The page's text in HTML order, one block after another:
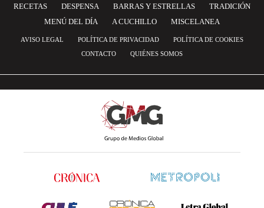
RECETAS DESPENSA BARRAS Y ESTRELLAS
TRADICIÓN
MENÚ DEL DÍA
A CUCHILLO MISCELANEA
AVISO LEGAL POLÍTICA DE PRIVACIDAD
POLÍTICA DE COOKIES
CONTACTO
QUIÉNES SOMOS